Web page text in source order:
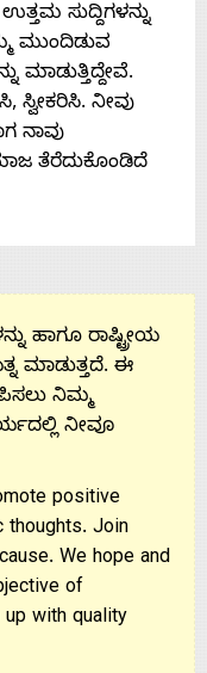
ಸುದ್ದಿಗಳನ್ನು
ಮುಂದಿಡುವ
ಮಾಡುತ್ತಿದ್ದೇವೆ.
ಸ್ವೀಕರಿಸಿ. ನೀವು
ನಾವು
ತೆರೆದುಕೊಂಡಿದೆ
ಹಾಗೂ ರಾಷ್ಟ್ರೀಯ
ಮಾಡುತ್ತದೆ. ಈ
ನಿಮ್ಮ
ನೀವೂ
positive
thoughts. Join
We hope and
of
with quality